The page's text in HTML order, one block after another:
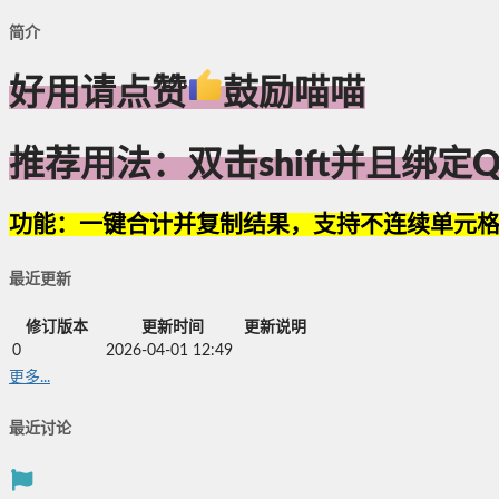
简介
好用请点赞
鼓励喵喵
推荐用法：双击shift并且绑定
功能：一键合计并复制结果，支持不连续单元格
最近更新
修订版本 更新时间
更新说明
0
2026-04-01 12:49
更多...
最近讨论